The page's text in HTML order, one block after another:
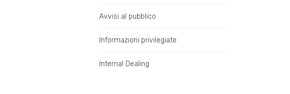
Avvisi al pubblico
Informazioni privilegiate
Internal Dealing